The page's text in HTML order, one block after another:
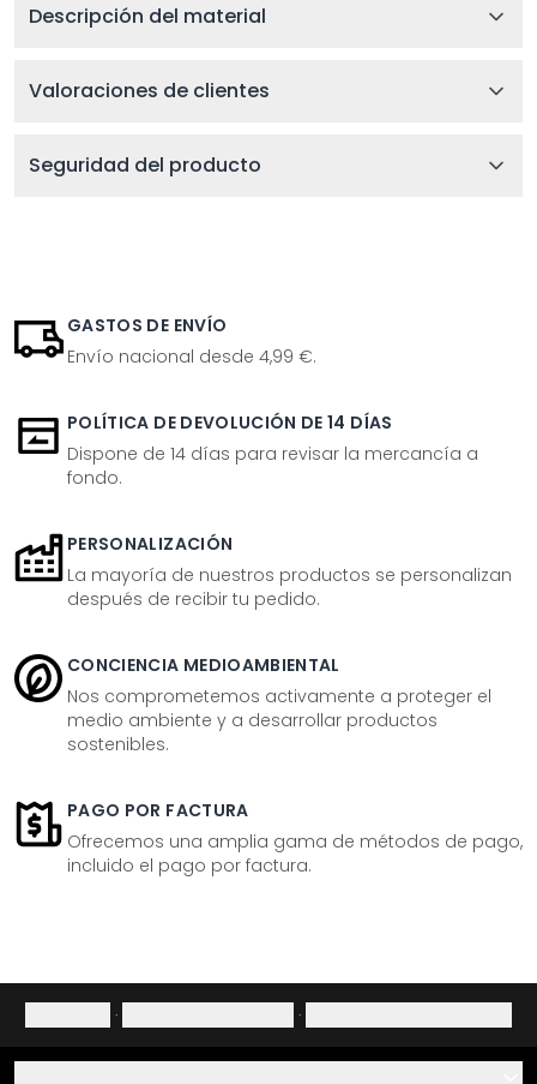
Descripción del material
Valoraciones de clientes
Seguridad del producto
GASTOS DE ENVÍO
Envío nacional desde 4,99 €.
POLÍTICA DE DEVOLUCIÓN DE 14 DÍAS
Dispone de 14 días para revisar la mercancía a
fondo.
PERSONALIZACIÓN
La mayoría de nuestros productos se personalizan
después de recibir tu pedido.
CONCIENCIA MEDIOAMBIENTAL
Nos comprometemos activamente a proteger el
medio ambiente y a desarrollar productos
sostenibles.
PAGO POR FACTURA
Ofrecemos una amplia gama de métodos de pago,
incluido el pago por factura.
· ·